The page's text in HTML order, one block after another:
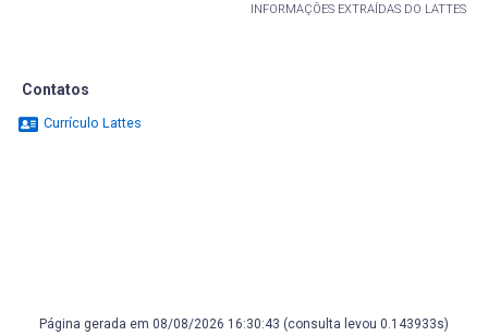
INFORMAÇÕES EXTRAÍDAS DO LATTES
Contatos
Currículo Lattes
Página gerada em 08/08/2026 16:30:43 (consulta levou 0.143933s)